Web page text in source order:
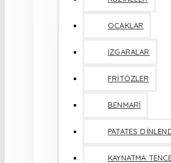
OCAKLAR
IZGARALAR
FRİTÖZLER
BENMARİ
PATATES
KAYNATMA